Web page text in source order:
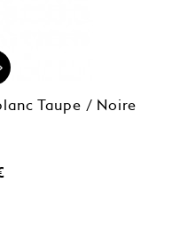
Taupe / Noire
Prix